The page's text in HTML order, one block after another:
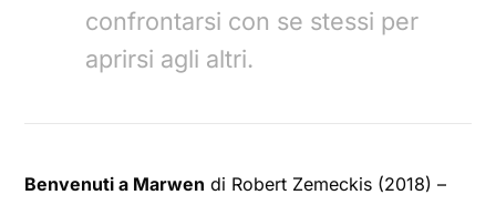
confrontarsi con se stessi per
aprirsi agli altri.
Benvenuti a Marwen di Robert Zemeckis (2018) –